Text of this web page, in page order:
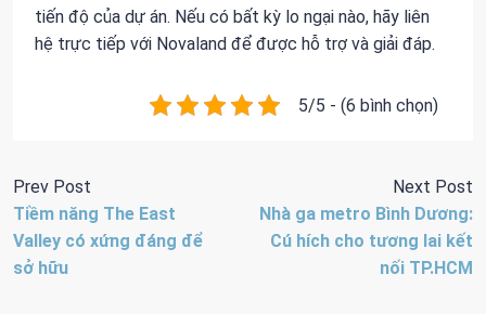
tiến độ của dự án. Nếu có bất kỳ lo ngại nào, hãy liên
hệ trực tiếp với Novaland để được hỗ trợ và giải đáp.
5/5 - (6 bình chọn)
Prev Post
Tiềm năng The East
Valley có xứng đáng để
sở hữu
Next Post
Nhà ga metro Bình Dương:
Cú hích cho tương lai kết
nối TP.HCM